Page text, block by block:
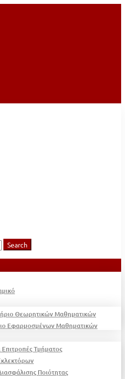
Search
Θεωρητικών Μαθηματικών
Εφαρμοσμένων Μαθηματικών
Επιτροπές Τμήματος
Ποιότητας